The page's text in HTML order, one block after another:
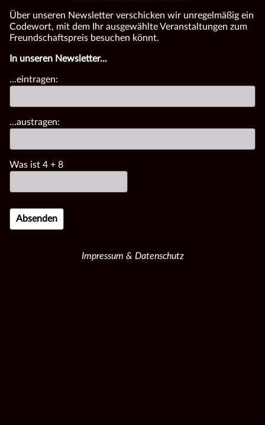
Über unseren Newsletter verschicken wir unregelmäßig ein
Codewort, mit dem Ihr ausgewählte Veranstaltungen zum
Freundschaftspreis besuchen könnt.
In unseren Newsletter...
...eintragen:
...austragen:
Was ist 4 + 8
Impressum & Datenschutz